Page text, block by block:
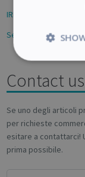
IRIScan Anywhere 6
Selezionare
Contact us
Se uno degli articoli
per richieste
esitare a contattarci!
prima possibile.